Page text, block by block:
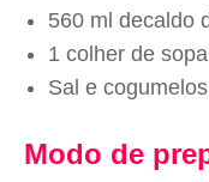
560 ml decaldo
1 colher de
Sal e
Modo de